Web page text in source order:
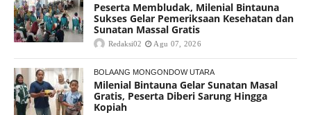
Peserta Membludak, Milenial Bintauna
Sukses Gelar Pemeriksaan Kesehatan dan
Sunatan Massal Gratis
Redaksi02 Agu 07, 2026
BOLAANG MONGONDOW UTARA
Milenial Bintauna Gelar Sunatan Masal
Gratis, Peserta Diberi Sarung Hingga
Kopiah